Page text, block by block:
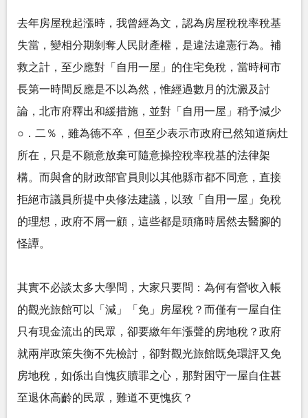
去年房屋稅起漲時，我曾經為文，認為房屋稅稅率稅基
失當，變相分期剝奪人民財產權，是違法違憲行為。補
救之計，至少應對「自用一屋」的住宅免稅，當時柯市
長第一時間反應是不以為然，惟經過數月的沈澱及討
論，北市府釋出和緩措施，並對「自用一屋」稍予減少
○．二％，雖為德不卒，但至少表示市政府已然知道病灶
所在，只是不願意放棄可隨意操控稅率稅基的法律架
構。而與會的財政部官員則以其他縣市都不同意，直接
拒絕市議員所提中央修法建議，以致「自用一屋」免稅
的理想，政府不屑一顧，這些都是頭痛時居然去醫腳的
怪譚。
其實不必談太多大學問，大家只要問：為何有營收入帳
的觀光旅館可以「減」「免」房屋稅？而僅有一屋自住
只有現金流出的民眾，卻要繳年年漲聲的房地稅？政府
就兩岸政策失衡不先檢討，卻對觀光旅館既免環評又免
房地稅，如係出自愧疚贖罪之心，那對困守一屋自住甚
至退休高齡的民眾，難道不更愧疚？